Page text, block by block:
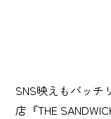
SNS映えもバッチ
店『THE